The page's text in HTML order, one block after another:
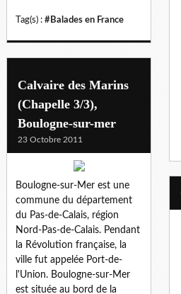
Tag(s) : #Balades en France
Calvaire des Marins
(Chapelle 3/3),
Boulogne-sur-mer
23 Octobre 2011
Boulogne-sur-Mer est une
commune du département
du Pas-de-Calais, région
Nord-Pas-de-Calais. Pendant
la Révolution française, la
ville fut appelée Port-de-
l'Union. Boulogne-sur-Mer
est située au bord de la